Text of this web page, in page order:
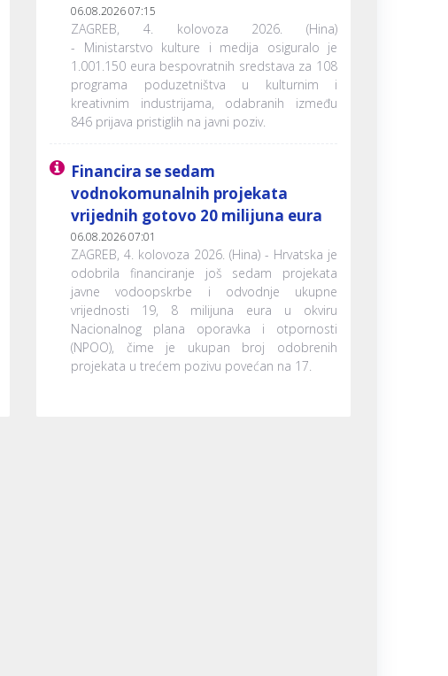
06.08.2026 07:15
ZAGREB, 4. kolovoza 2026. (Hina)
- Ministarstvo kulture i medija osiguralo je
1.001.150 eura bespovratnih sredstava za 108
programa poduzetništva u kulturnim i
kreativnim industrijama, odabranih između
846 prijava pristiglih na javni poziv.
Financira se sedam
vodnokomunalnih projekata
vrijednih gotovo 20 milijuna eura
06.08.2026 07:01
ZAGREB, 4. kolovoza 2026. (Hina) - Hrvatska je
odobrila financiranje još sedam projekata
javne vodoopskrbe i odvodnje ukupne
vrijednosti 19, 8 milijuna eura u okviru
Nacionalnog plana oporavka i otpornosti
(NPOO), čime je ukupan broj odobrenih
projekata u trećem pozivu povećan na 17.